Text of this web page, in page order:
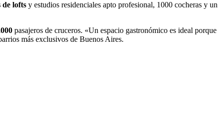
de lofts y estudios residenciales apto profesional, 1000 cocheras y un
pasajeros de cruceros. «Un espacio gastronómico es ideal porque
más exclusivos de Buenos Aires.